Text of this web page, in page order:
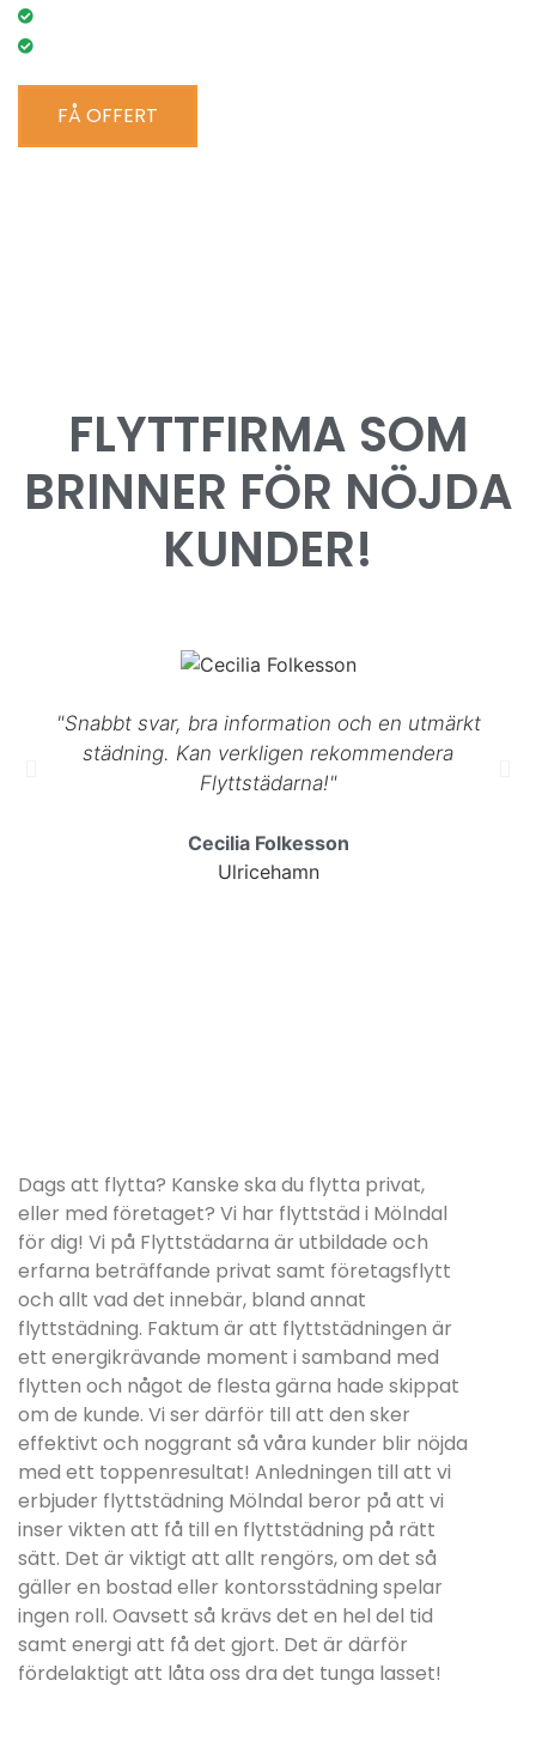
FÅ OFFERT
FLYTTFIRMA SOM
BRINNER FÖR NÖJDA
KUNDER!
"Snabbt svar, bra information och en utmärkt
städning. Kan verkligen rekommendera
Flyttstädarna!"
Cecilia Folkesson
Ulricehamn
Dags att flytta? Kanske ska du flytta privat,
eller med företaget? Vi har flyttstäd i Mölndal
för dig! Vi på Flyttstädarna är utbildade och
erfarna beträffande privat samt företagsflytt
och allt vad det innebär, bland annat
flyttstädning. Faktum är att flyttstädningen är
ett energikrävande moment i samband med
flytten och något de flesta gärna hade skippat
om de kunde. Vi ser därför till att den sker
effektivt och noggrant så våra kunder blir nöjda
med ett toppenresultat! Anledningen till att vi
erbjuder flyttstädning Mölndal beror på att vi
inser vikten att få till en flyttstädning på rätt
sätt. Det är viktigt att allt rengörs, om det så
gäller en bostad eller kontorsstädning spelar
ingen roll. Oavsett så krävs det en hel del tid
samt energi att få det gjort. Det är därför
fördelaktigt att låta oss dra det tunga lasset!